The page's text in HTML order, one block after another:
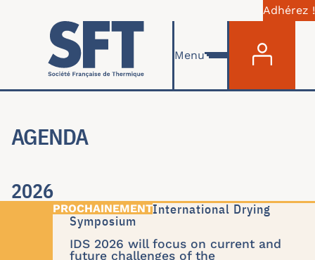
Aller au contenu principal
Adhérez !
Menu
AGENDA
2026
IDS'26 : 24th International Drying
Symposium
IDS 2026 will focus on current and
future challenges of the